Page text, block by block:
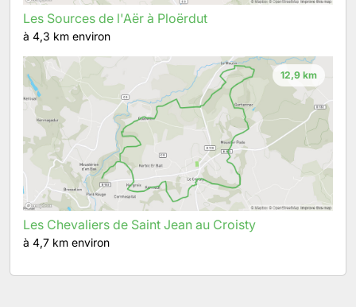
Les Sources de l'Aër à Ploërdut
à 4,3 km environ
12,9 km
Les Chevaliers de Saint Jean au Croisty
à 4,7 km environ